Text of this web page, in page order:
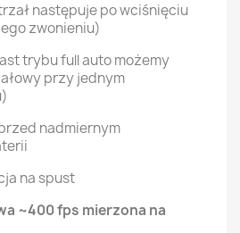
następuje po wciśnięciu
zwonieniu)
trybu full auto możemy
przy jednym
nadmiernym
na spust
~400 fps mierzona na